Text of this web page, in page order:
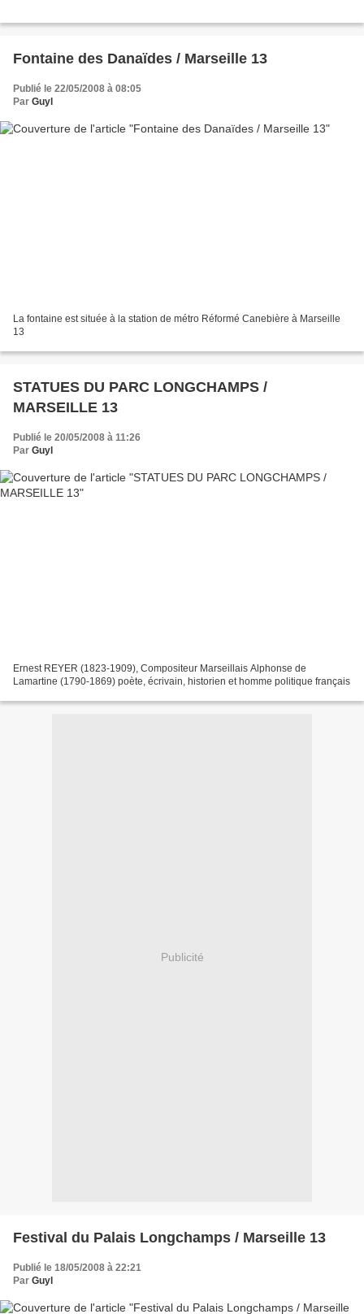
Fontaine des Danaïdes / Marseille 13
Publié le 22/05/2008 à 08:05
Par Guyl
La fontaine est située à la station de métro Réformé Canebière à Marseille
13
STATUES DU PARC LONGCHAMPS /
MARSEILLE 13
Publié le 20/05/2008 à 11:26
Par Guyl
Ernest REYER (1823-1909), Compositeur Marseillais Alphonse de
Lamartine (1790-1869) poète, écrivain, historien et homme politique français
Publicité
Festival du Palais Longchamps / Marseille 13
Publié le 18/05/2008 à 22:21
Par Guyl